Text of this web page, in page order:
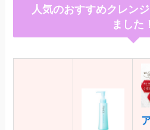
人気のおすすめクレン
ました！